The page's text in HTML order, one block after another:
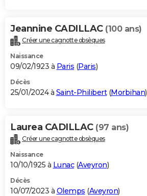
Jeannine CADILLAC (100 ans)
Créer une cagnotte obsèques
Naissance
09/02/1923 à Paris (Paris)
Décès
25/01/2024 à Saint-Philibert(Morbihan)
Laurea CADILLAC (97 ans)
Créer une cagnotte obsèques
Naissance
10/10/1925 à Lunac(Aveyron)
Décès
10/07/2023 à Olemps (Aveyron)